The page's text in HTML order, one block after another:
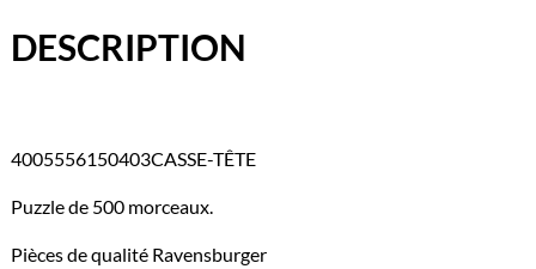
DESCRIPTION
4005556150403CASSE-TÊTE
Puzzle de 500 morceaux.
Pièces de qualité Ravensburger